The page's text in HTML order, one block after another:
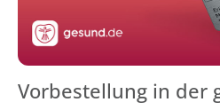
Vorbestellung in der